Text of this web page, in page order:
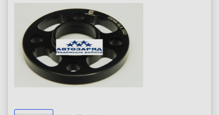
Контакты
Акции
Оптовым и корпоративным клиентам